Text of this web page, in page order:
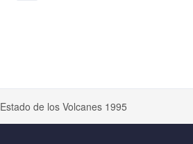
Estado de los Volcanes 1995